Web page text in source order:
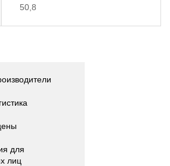
50,8
для
лиц